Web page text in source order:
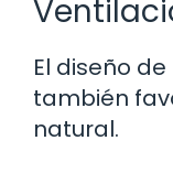
El diseño
también
natural.